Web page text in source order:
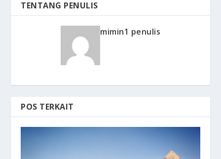
TENTANG PENULIS
mimin1 penulis
POS TERKAIT